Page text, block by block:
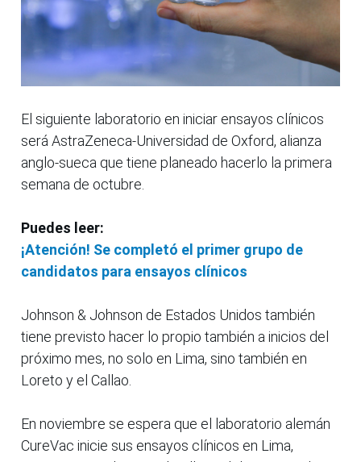
El siguiente laboratorio en iniciar ensayos clínicos
será AstraZeneca-Universidad de Oxford, alianza
anglo-sueca que tiene planeado hacerlo la primera
semana de octubre.
Puedes leer:
¡Atención! Se completó el primer grupo de
candidatos para ensayos clínicos
Johnson & Johnson de Estados Unidos también
tiene previsto hacer lo propio también a inicios del
próximo mes, no solo en Lima, sino también en
Loreto y el Callao.
En noviembre se espera que el laboratorio alemán
CureVac inicie sus ensayos clínicos en Lima,